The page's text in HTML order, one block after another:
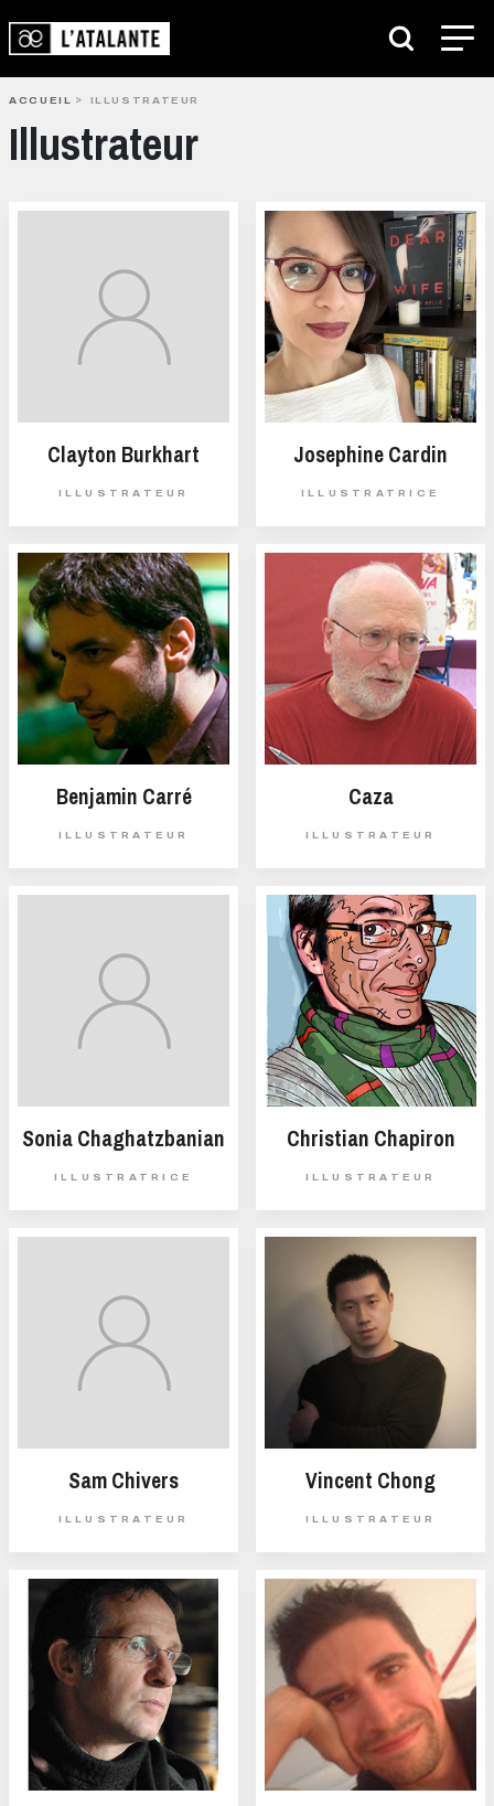
ACCUEIL ILLUSTRATEUR
Illustrateur
Clayton Burkhart
ILLUSTRATEUR
Josephine Cardin
ILLUSTRATRICE
Benjamin Carré
ILLUSTRATEUR
Caza
ILLUSTRATEUR
Sonia Chaghatzbanian
ILLUSTRATRICE
Christian Chapiron
ILLUSTRATEUR
Sam Chivers
ILLUSTRATEUR
Vincent Chong
ILLUSTRATEUR